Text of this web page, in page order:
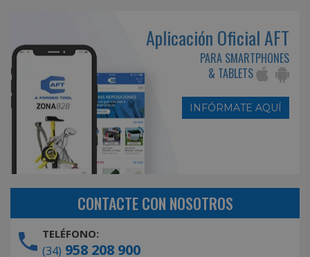
Aplicación Oficial AFT
PARA SMARTPHONES
& TABLETS
INFÓRMATE AQUÍ
CONTACTE CON NOSOTROS
TELÉFONO:
(34) 958 208 900